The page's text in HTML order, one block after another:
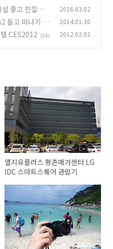
좋고 친절한
2016.03.02
들고 떠나기 1
2014.01.30
CES2012 (14) 2012.02.02
엘지유플러스 평촌메가센터 LG
IDC 스마트스퀘어 관람기